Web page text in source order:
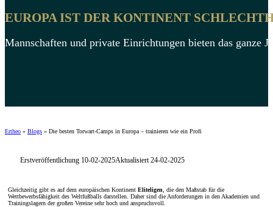
EUROPA IST DER KONTINENT
Mannschaften und private Einrichtungen bieten das ganze
Ertheo » Blogs » Die besten Torwart-Camps in Europa – trainieren wie ein Profi
Erstveröffentlichung 10-02-2025Aktualisiert 24-02-2025
Gleichzeitig gibt es auf dem europäischen Kontinent Eliteligen , die den Maßstab für die
Wettbewerbsfähigkeit des Weltfußballs darstellen. Daher sind die Anforderungen in den Akademien und
Trainingslagern der großen Vereine sehr hoch und anspruchsvoll.